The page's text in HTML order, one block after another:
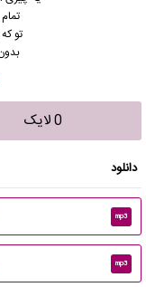
تو
0 لایک
دانلود
mp3
mp3